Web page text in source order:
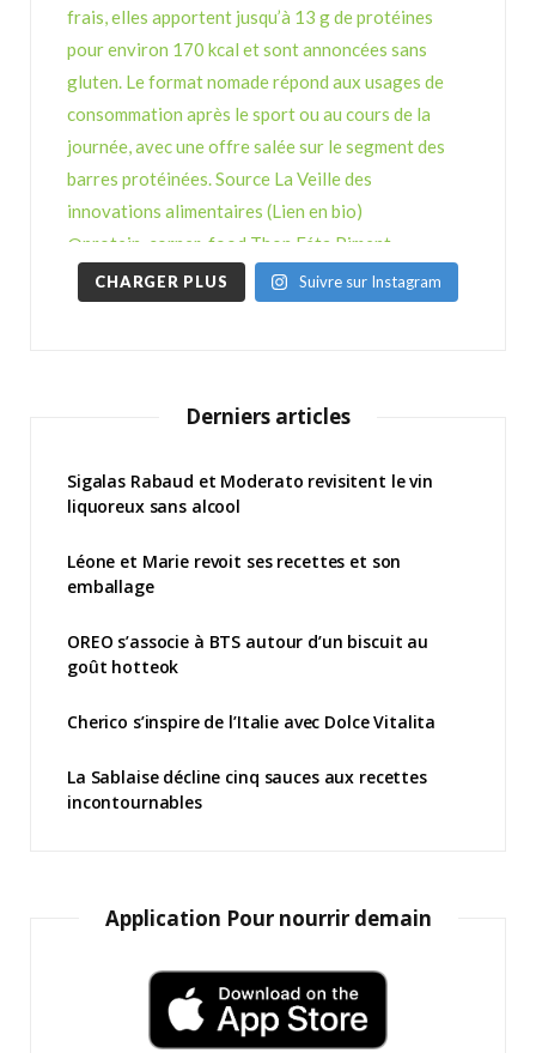
CHARGER PLUS Suivre sur Instagram
Derniers articles
Sigalas Rabaud et Moderato revisitent le vin
liquoreux sans alcool
Léone et Marie revoit ses recettes et son
emballage
OREO s’associe à BTS autour d’un biscuit au
goût hotteok
Cherico s’inspire de l’Italie avec Dolce Vitalita
La Sablaise décline cinq sauces aux recettes
incontournables
Application Pour nourrir demain